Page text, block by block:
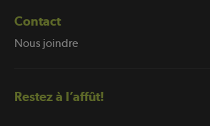
Contact
Nous joindre
Restez à l’affût!